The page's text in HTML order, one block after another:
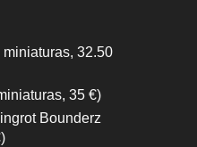
32.50
35 €)
Bounderz